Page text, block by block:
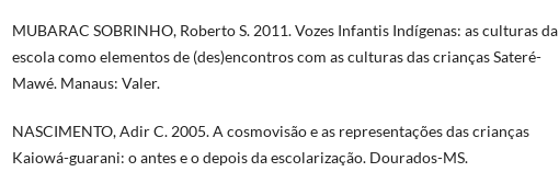
MUBARAC SOBRINHO, Roberto S. 2011. Vozes Infantis Indígenas: as culturas da
escola como elementos de (des)encontros com as culturas das crianças Sateré-
Mawé. Manaus: Valer.
NASCIMENTO, Adir C. 2005. A cosmovisão e as representações das crianças
Kaiowá-guarani: o antes e o depois da escolarização. Dourados-MS.